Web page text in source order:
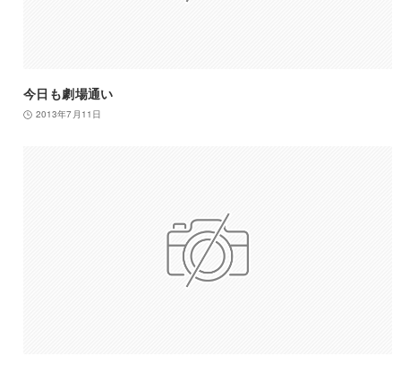
今日も劇場通い
2013年7月11日